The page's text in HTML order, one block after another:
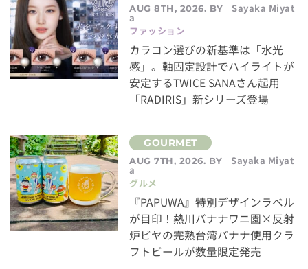
AUG 8TH, 2026. BY Sayaka Miyat
a
ファッション
カラコン選びの新基準は「水光
感」。軸固定設計でハイライトが
安定するTWICE SANAさん起用
「RADIRIS」新シリーズ登場
AUG 7TH, 2026. BY Sayaka Miyat
a
グルメ
『PAPUWA』特別デザインラベル
が目印！熱川バナナワニ園×反射
炉ビヤの完熟台湾バナナ使用クラ
フトビールが数量限定発売